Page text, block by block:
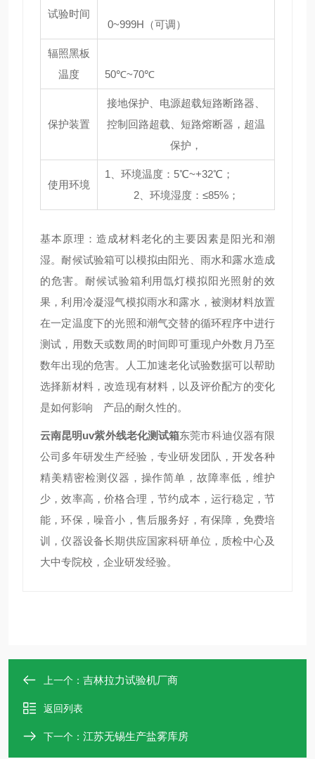
试验时间
0~999H（可调）
辐照黑板
温度
50℃~70℃
保护装置
接地保护、电源超载短路断路器、
控制回路超载、短路熔断器，超温
保护，
使用环境
1、环境温度：5℃~+32℃；
2、环境湿度：≤85%；
基本原理：造成材料老化的主要因素是阳光和潮
湿。耐候试验箱可以模拟由阳光、雨水和露水造成
的危害。耐候试验箱利用氙灯模拟阳光照射的效
果，利用冷凝湿气模拟雨水和露水，被测材料放置
在一定温度下的光照和潮气交替的循环程序中进行
测试，用数天或数周的时间即可重现户外数月乃至
数年出现的危害。人工加速老化试验数据可以帮助
选择新材料，改造现有材料，以及评价配方的变化
是如何影响 产品的耐久性的。
云南昆明uv紫外线老化测试箱东莞市科迪仪器有限
公司多年研发生产经验，专业研发团队，开发各种
精美精密检测仪器，操作简单，故障率低，维护
少，效率高，价格合理，节约成本，运行稳定，节
能，环保，噪音小，售后服务好，有保障，免费培
训，仪器设备长期供应国家科研单位，质检中心及
大中专院校，企业研发经验。
上一个： 吉林拉力试验机厂商
返回列表
下一个： 江苏无锡生产盐雾库房